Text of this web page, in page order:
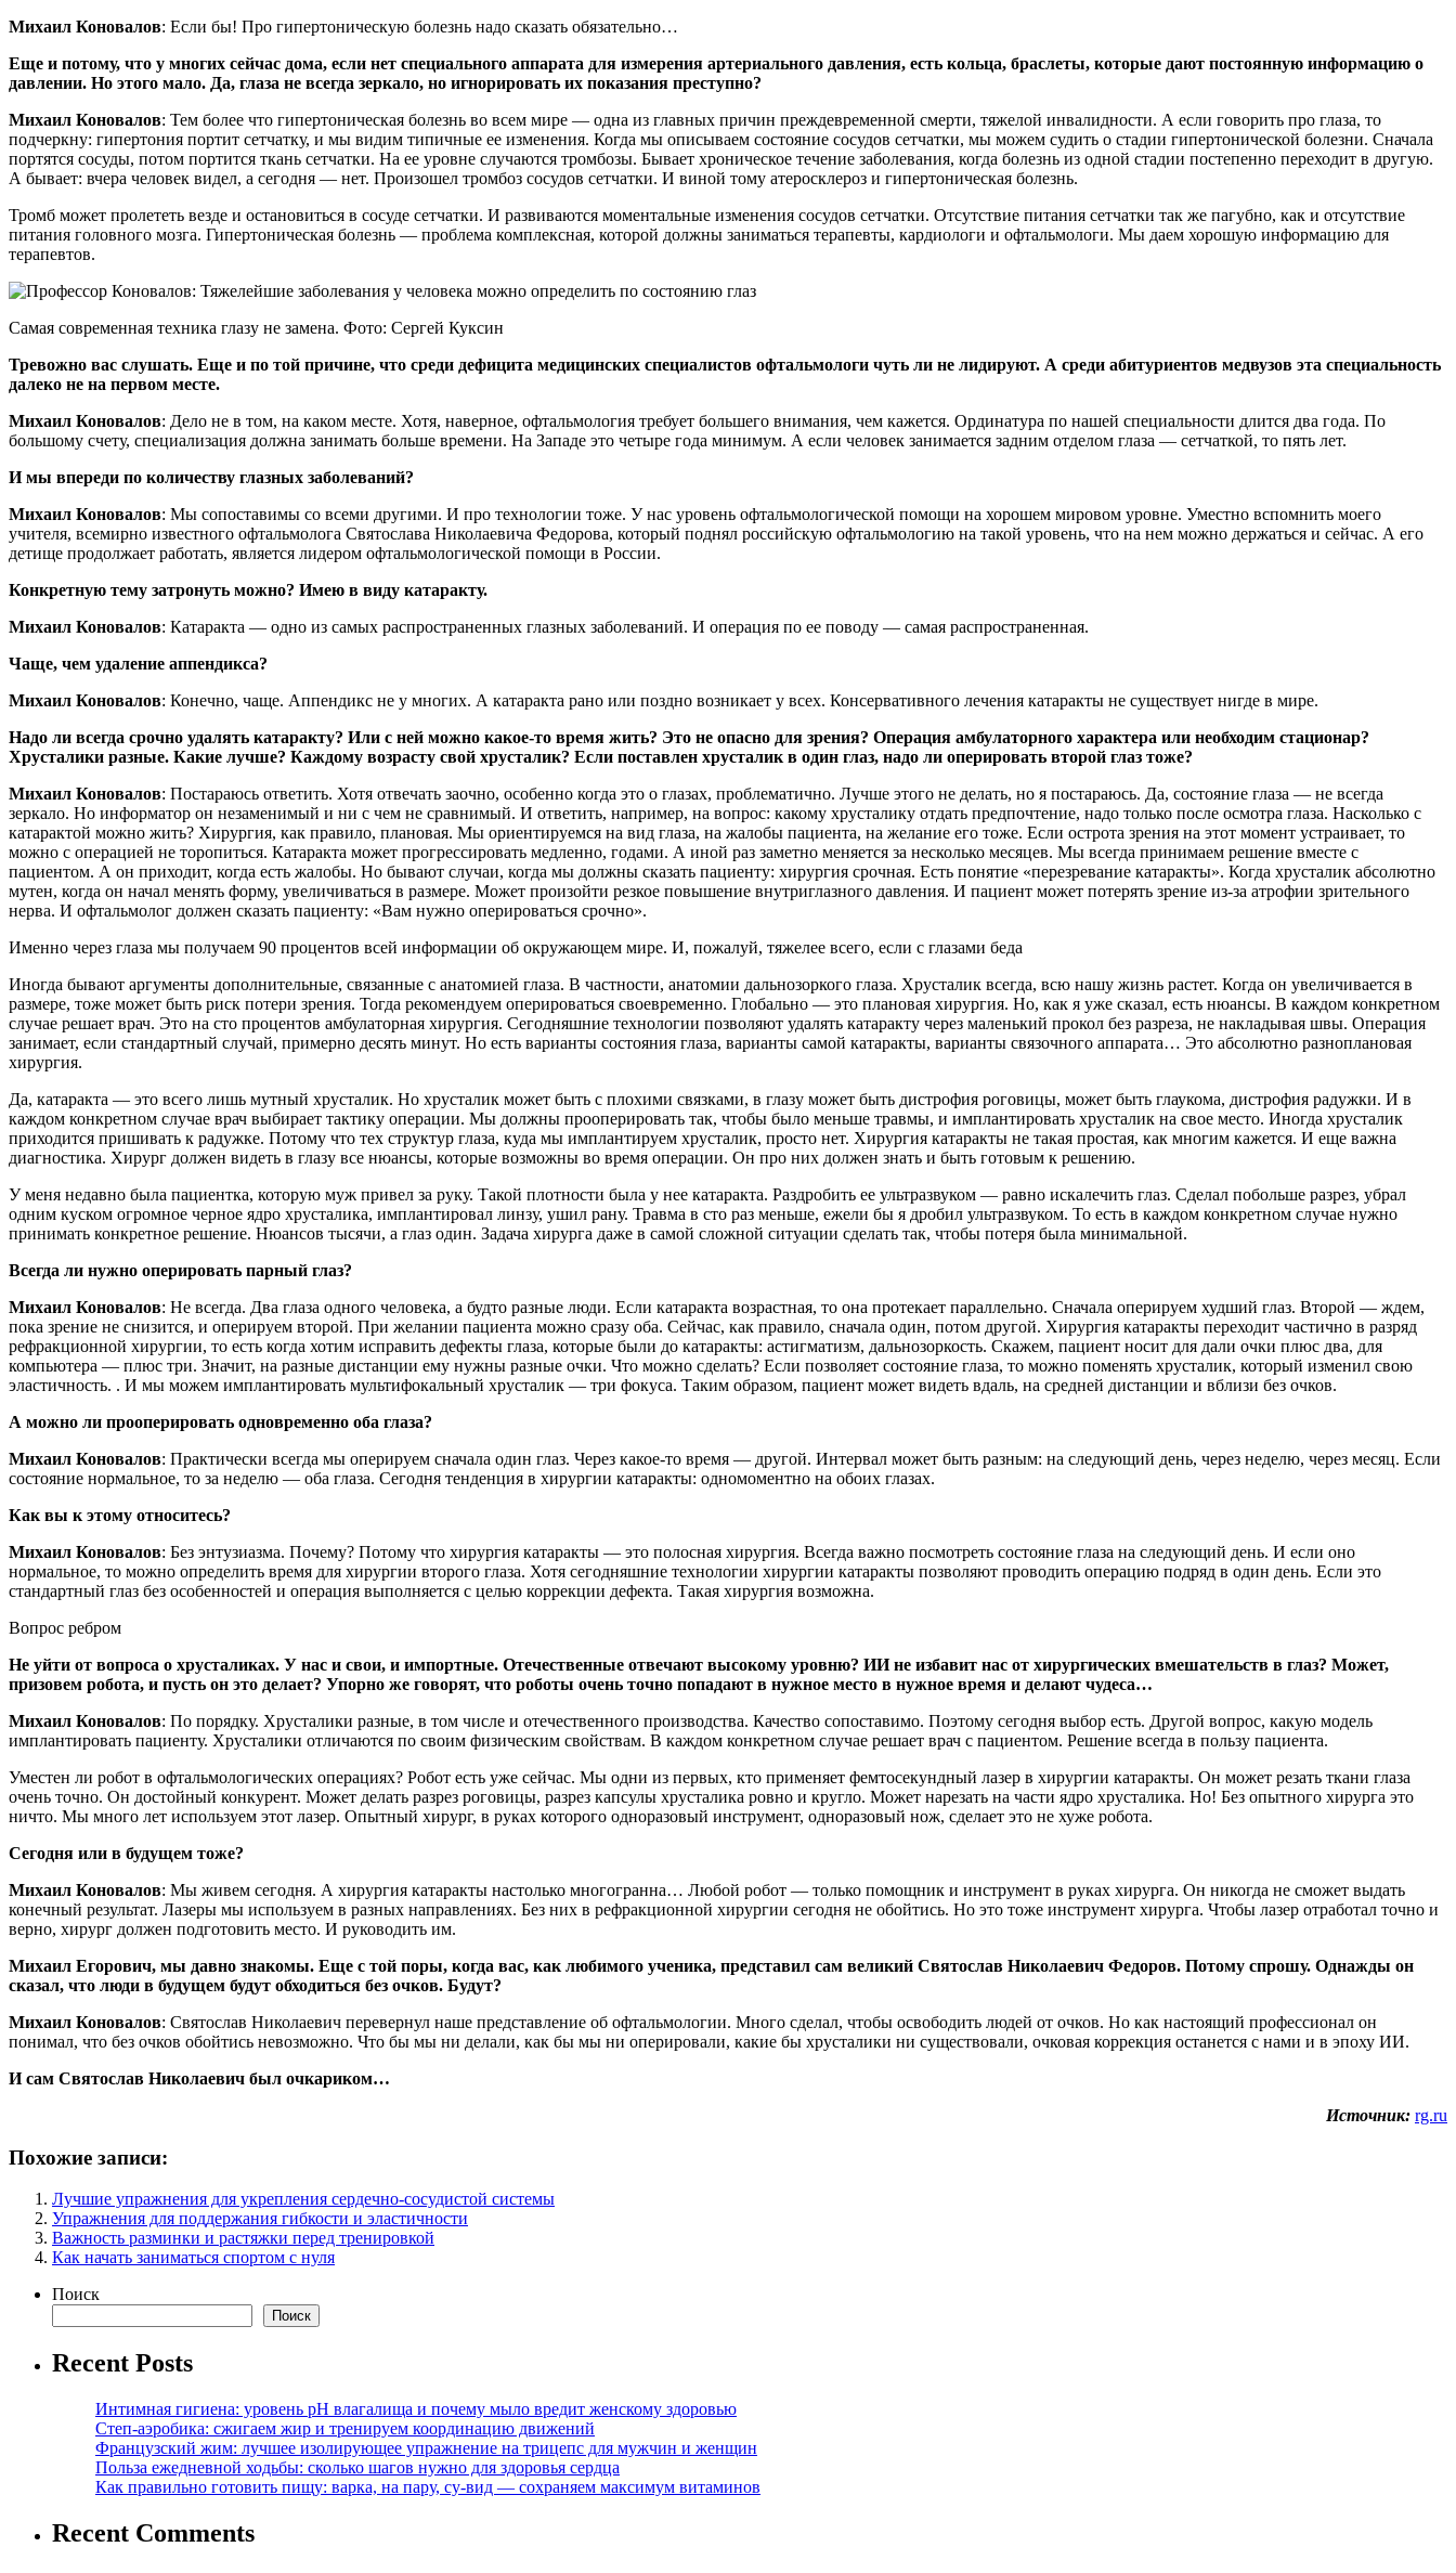
Михаил Коновалов: Если бы! Про гипертоническую болезнь надо сказать обязательно…
Еще и потому, что у многих сейчас дома, если нет специального аппарата для измерения артериального давления, есть кольца, браслеты, которые дают постоянную информацию о
давлении. Но этого мало. Да, глаза не всегда зеркало, но игнорировать их показания преступно?
Михаил Коновалов: Тем более что гипертоническая болезнь во всем мире — одна из главных причин преждевременной смерти, тяжелой инвалидности. А если говорить про глаза, то
подчеркну: гипертония портит сетчатку, и мы видим типичные ее изменения. Когда мы описываем состояние сосудов сетчатки, мы можем судить о стадии гипертонической болезни. Сначала
портятся сосуды, потом портится ткань сетчатки. На ее уровне случаются тромбозы. Бывает хроническое течение заболевания, когда болезнь из одной стадии постепенно переходит в другую.
А бывает: вчера человек видел, а сегодня — нет. Произошел тромбоз сосудов сетчатки. И виной тому атеросклероз и гипертоническая болезнь.
Тромб может пролететь везде и остановиться в сосуде сетчатки. И развиваются моментальные изменения сосудов сетчатки. Отсутствие питания сетчатки так же пагубно, как и отсутствие
питания головного мозга. Гипертоническая болезнь — проблема комплексная, которой должны заниматься терапевты, кардиологи и офтальмологи. Мы даем хорошую информацию для
терапевтов.
Самая современная техника глазу не замена. Фото: Сергей Куксин
Тревожно вас слушать. Еще и по той причине, что среди дефицита медицинских специалистов офтальмологи чуть ли не лидируют. А среди абитуриентов медвузов эта специальность
далеко не на первом месте.
Михаил Коновалов: Дело не в том, на каком месте. Хотя, наверное, офтальмология требует большего внимания, чем кажется. Ординатура по нашей специальности длится два года. По
большому счету, специализация должна занимать больше времени. На Западе это четыре года минимум. А если человек занимается задним отделом глаза — сетчаткой, то пять лет.
И мы впереди по количеству глазных заболеваний?
Михаил Коновалов: Мы сопоставимы со всеми другими. И про технологии тоже. У нас уровень офтальмологической помощи на хорошем мировом уровне. Уместно вспомнить моего
учителя, всемирно известного офтальмолога Святослава Николаевича Федорова, который поднял российскую офтальмологию на такой уровень, что на нем можно держаться и сейчас. А его
детище продолжает работать, является лидером офтальмологической помощи в России.
Конкретную тему затронуть можно? Имею в виду катаракту.
Михаил Коновалов: Катаракта — одно из самых распространенных глазных заболеваний. И операция по ее поводу — самая распространенная.
Чаще, чем удаление аппендикса?
Михаил Коновалов: Конечно, чаще. Аппендикс не у многих. А катаракта рано или поздно возникает у всех. Консервативного лечения катаракты не существует нигде в мире.
Надо ли всегда срочно удалять катаракту? Или с ней можно какое-то время жить? Это не опасно для зрения? Операция амбулаторного характера или необходим стационар?
Хрусталики разные. Какие лучше? Каждому возрасту свой хрусталик? Если поставлен хрусталик в один глаз, надо ли оперировать второй глаз тоже?
Михаил Коновалов: Постараюсь ответить. Хотя отвечать заочно, особенно когда это о глазах, проблематично. Лучше этого не делать, но я постараюсь. Да, состояние глаза — не всегда
зеркало. Но информатор он незаменимый и ни с чем не сравнимый. И ответить, например, на вопрос: какому хрусталику отдать предпочтение, надо только после осмотра глаза. Насколько с
катарактой можно жить? Хирургия, как правило, плановая. Мы ориентируемся на вид глаза, на жалобы пациента, на желание его тоже. Если острота зрения на этот момент устраивает, то
можно с операцией не торопиться. Катаракта может прогрессировать медленно, годами. А иной раз заметно меняется за несколько месяцев. Мы всегда принимаем решение вместе с
пациентом. А он приходит, когда есть жалобы. Но бывают случаи, когда мы должны сказать пациенту: хирургия срочная. Есть понятие «перезревание катаракты». Когда хрусталик абсолютно
мутен, когда он начал менять форму, увеличиваться в размере. Может произойти резкое повышение внутриглазного давления. И пациент может потерять зрение из-за атрофии зрительного
нерва. И офтальмолог должен сказать пациенту: «Вам нужно оперироваться срочно».
Именно через глаза мы получаем 90 процентов всей информации об окружающем мире. И, пожалуй, тяжелее всего, если с глазами беда
Иногда бывают аргументы дополнительные, связанные с анатомией глаза. В частности, анатомии дальнозоркого глаза. Хрусталик всегда, всю нашу жизнь растет. Когда он увеличивается в
размере, тоже может быть риск потери зрения. Тогда рекомендуем оперироваться своевременно. Глобально — это плановая хирургия. Но, как я уже сказал, есть нюансы. В каждом конкретном
случае решает врач. Это на сто процентов амбулаторная хирургия. Сегодняшние технологии позволяют удалять катаракту через маленький прокол без разреза, не накладывая швы. Операция
занимает, если стандартный случай, примерно десять минут. Но есть варианты состояния глаза, варианты самой катаракты, варианты связочного аппарата… Это абсолютно разноплановая
хирургия.
Да, катаракта — это всего лишь мутный хрусталик. Но хрусталик может быть с плохими связками, в глазу может быть дистрофия роговицы, может быть глаукома, дистрофия радужки. И в
каждом конкретном случае врач выбирает тактику операции. Мы должны прооперировать так, чтобы было меньше травмы, и имплантировать хрусталик на свое место. Иногда хрусталик
приходится пришивать к радужке. Потому что тех структур глаза, куда мы имплантируем хрусталик, просто нет. Хирургия катаракты не такая простая, как многим кажется. И еще важна
диагностика. Хирург должен видеть в глазу все нюансы, которые возможны во время операции. Он про них должен знать и быть готовым к решению.
У меня недавно была пациентка, которую муж привел за руку. Такой плотности была у нее катаракта. Раздробить ее ультразвуком — равно искалечить глаз. Сделал побольше разрез, убрал
одним куском огромное черное ядро хрусталика, имплантировал линзу, ушил рану. Травма в сто раз меньше, ежели бы я дробил ультразвуком. То есть в каждом конкретном случае нужно
принимать конкретное решение. Нюансов тысячи, а глаз один. Задача хирурга даже в самой сложной ситуации сделать так, чтобы потеря была минимальной.
Всегда ли нужно оперировать парный глаз?
Михаил Коновалов: Не всегда. Два глаза одного человека, а будто разные люди. Если катаракта возрастная, то она протекает параллельно. Сначала оперируем худший глаз. Второй — ждем,
пока зрение не снизится, и оперируем второй. При желании пациента можно сразу оба. Сейчас, как правило, сначала один, потом другой. Хирургия катаракты переходит частично в разряд
рефракционной хирургии, то есть когда хотим исправить дефекты глаза, которые были до катаракты: астигматизм, дальнозоркость. Скажем, пациент носит для дали очки плюс два, для
компьютера — плюс три. Значит, на разные дистанции ему нужны разные очки. Что можно сделать? Если позволяет состояние глаза, то можно поменять хрусталик, который изменил свою
эластичность. . И мы можем имплантировать мультифокальный хрусталик — три фокуса. Таким образом, пациент может видеть вдаль, на средней дистанции и вблизи без очков.
А можно ли прооперировать одновременно оба глаза?
Михаил Коновалов: Практически всегда мы оперируем сначала один глаз. Через какое-то время — другой. Интервал может быть разным: на следующий день, через неделю, через месяц. Если
состояние нормальное, то за неделю — оба глаза. Сегодня тенденция в хирургии катаракты: одномоментно на обоих глазах.
Как вы к этому относитесь?
Михаил Коновалов: Без энтузиазма. Почему? Потому что хирургия катаракты — это полосная хирургия. Всегда важно посмотреть состояние глаза на следующий день. И если оно
нормальное, то можно определить время для хирургии второго глаза. Хотя сегодняшние технологии хирургии катаракты позволяют проводить операцию подряд в один день. Если это
стандартный глаз без особенностей и операция выполняется с целью коррекции дефекта. Такая хирургия возможна.
Вопрос ребром
Не уйти от вопроса о хрусталиках. У нас и свои, и импортные. Отечественные отвечают высокому уровню? ИИ не избавит нас от хирургических вмешательств в глаз? Может,
призовем робота, и пусть он это делает? Упорно же говорят, что роботы очень точно попадают в нужное место в нужное время и делают чудеса…
Михаил Коновалов: По порядку. Хрусталики разные, в том числе и отечественного производства. Качество сопоставимо. Поэтому сегодня выбор есть. Другой вопрос, какую модель
имплантировать пациенту. Хрусталики отличаются по своим физическим свойствам. В каждом конкретном случае решает врач с пациентом. Решение всегда в пользу пациента.
Уместен ли робот в офтальмологических операциях? Робот есть уже сейчас. Мы одни из первых, кто применяет фемтосекундный лазер в хирургии катаракты. Он может резать ткани глаза
очень точно. Он достойный конкурент. Может делать разрез роговицы, разрез капсулы хрусталика ровно и кругло. Может нарезать на части ядро хрусталика. Но! Без опытного хирурга это
ничто. Мы много лет используем этот лазер. Опытный хирург, в руках которого одноразовый инструмент, одноразовый нож, сделает это не хуже робота.
Сегодня или в будущем тоже?
Михаил Коновалов: Мы живем сегодня. А хирургия катаракты настолько многогранна… Любой робот — только помощник и инструмент в руках хирурга. Он никогда не сможет выдать
конечный результат. Лазеры мы используем в разных направлениях. Без них в рефракционной хирургии сегодня не обойтись. Но это тоже инструмент хирурга. Чтобы лазер отработал точно и
верно, хирург должен подготовить место. И руководить им.
Михаил Егорович, мы давно знакомы. Еще с той поры, когда вас, как любимого ученика, представил сам великий Святослав Николаевич Федоров. Потому спрошу. Однажды он
сказал, что люди в будущем будут обходиться без очков. Будут?
Михаил Коновалов: Святослав Николаевич перевернул наше представление об офтальмологии. Много сделал, чтобы освободить людей от очков. Но как настоящий профессионал он
понимал, что без очков обойтись невозможно. Что бы мы ни делали, как бы мы ни оперировали, какие бы хрусталики ни существовали, очковая коррекция останется с нами и в эпоху ИИ.
И сам Святослав Николаевич был очкариком…
Источник: rg.ru
Похожие записи:
Лучшие упражнения для укрепления сердечно-сосудистой системы
Упражнения для поддержания гибкости и эластичности
Важность разминки и растяжки перед тренировкой
Как начать заниматься спортом с нуля
Поиск
Поиск
Recent Posts
Интимная гигиена: уровень pH влагалища и почему мыло вредит женскому здоровью
Степ-аэробика: сжигаем жир и тренируем координацию движений
Французский жим: лучшее изолирующее упражнение на трицепс для мужчин и женщин
Польза ежедневной ходьбы: сколько шагов нужно для здоровья сердца
Как правильно готовить пищу: варка, на пару, су-вид — сохраняем максимум витаминов
Recent Comments